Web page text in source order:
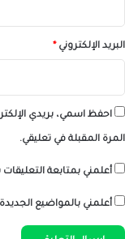
البريد الإلكتروني*
احفظ اسمي، بريدي
المرة المقبلة في تعليقي.
أعلمني بمتابعة التعليقات
أعلمني بالمواضيع